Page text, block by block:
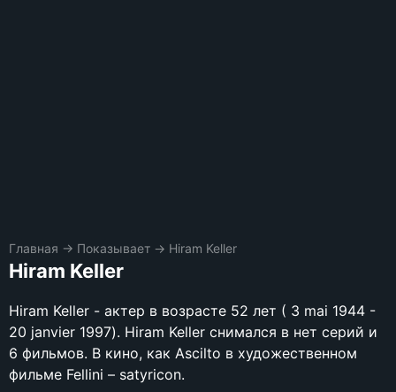
Главная → Показывает → Hiram Keller
Hiram Keller
Hiram Keller - актер в возрасте 52 лет ( 3 mai 1944 -
20 janvier 1997). Hiram Keller снимался в нет серий и
6 фильмов. В кино, как Ascilto в художественном
фильме Fellini – satyricon.